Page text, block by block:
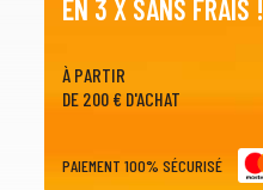
EN 3 X SANS FRAIS !
À PARTIR
DE 200 € D'ACHAT
PAIEMENT 100% SÉCURISÉ